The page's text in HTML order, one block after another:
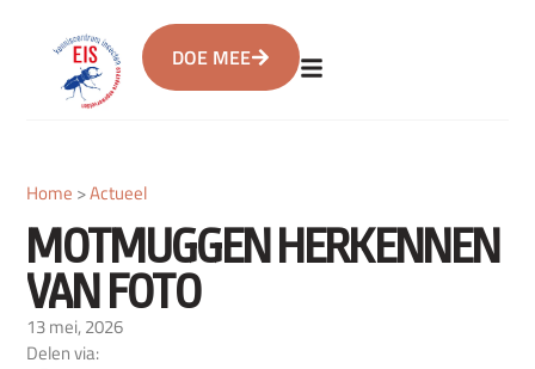
DOE MEE
Home >Actueel
MOTMUGGEN HERKENNEN
VAN FOTO
13 mei, 2026
Delen via: